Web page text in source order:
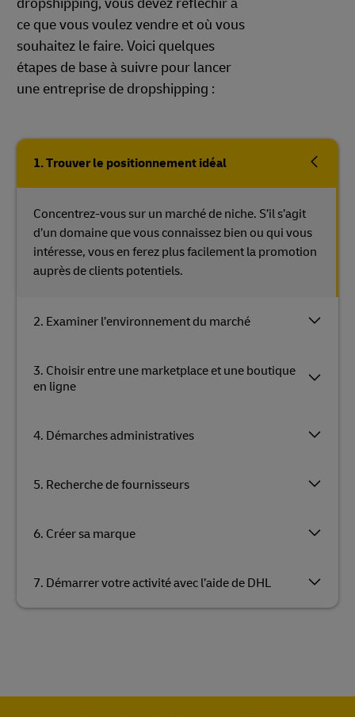
ce que vous voulez vendre et où vous
souhaitez le faire. Voici quelques
étapes de base à suivre pour lancer
une entreprise de dropshipping :
1. Trouver le positionnement idéal
2. Examiner l’environnement du marché
3. Choisir entre une marketplace et une boutique
en ligne
4. Démarches administratives
5. Recherche de fournisseurs
6. Créer sa marque
7. Démarrer votre activité avec l’aide de DHL
Concentrez-vous sur un marché de niche. S’il s’agit
d’un domaine que vous connaissez bien ou qui vous
intéresse, vous en ferez plus facilement la promotion
auprès de clients potentiels.